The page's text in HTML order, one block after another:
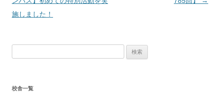
ナ
施しました！
校舎一覧